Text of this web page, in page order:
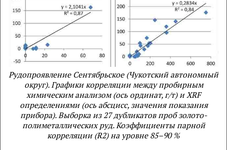
Рудопроявление Сентябрьское (Чукотский автономный
округ). Графики корреляции между пробирным
химическим анализом (ось ординат, г/т) и XRF
определениями (ось абсцисс, значения показания
прибора). Выборка из 27 дубликатов проб золото-
полиметаллических руд. Коэффициенты парной
корреляции (R2) на уровне 85–90 %